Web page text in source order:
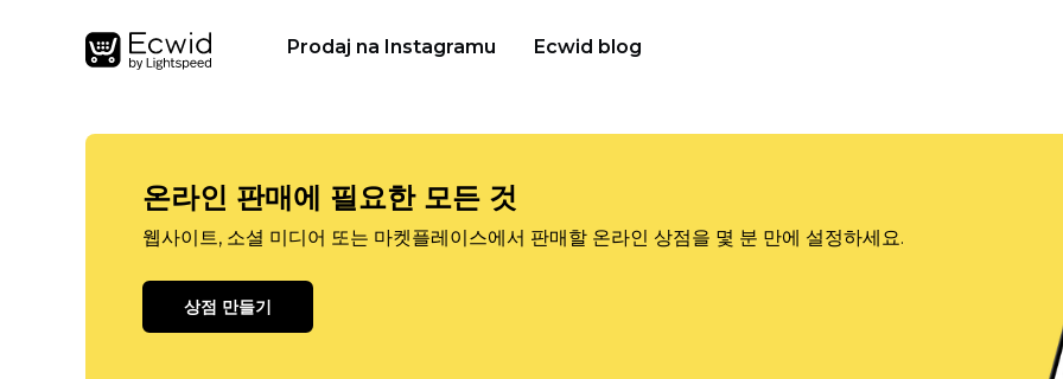
Prodaj na Instagramu Ecwid blog
온라인 판매에 필요한 모든 것
웹사이트, 소셜 미디어 또는 마켓플레이스에서 판매할 온라인 상점을 몇 분 만에 설정하세요.
상점 만들기